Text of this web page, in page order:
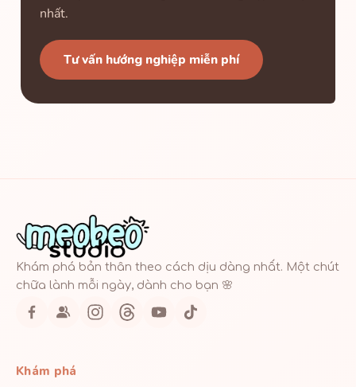
nhất.
Tư vấn hướng nghiệp miễn phí
Khám phá bản thân theo cách dịu dàng nhất. Một chút
chữa lành mỗi ngày, dành cho bạn 🌸
Khám phá